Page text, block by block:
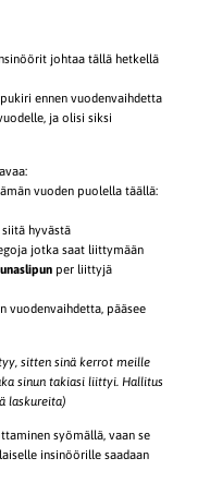
johtaa tällä hetkellä
ennen vuodenvaihdetta
ja olisi siksi
vuoden puolella täällä:
hyvästä
jotka saat liittymään
per liittyjä
vuodenvaihdetta, pääsee
sitten sinä kerrot meille
sinun takiasi liittyi. Hallitus
laskureita)
syömällä, vaan se
insinöörille saadaan